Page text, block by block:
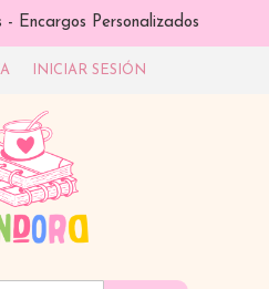
Encargos Personalizados
INICIAR SESIÓN